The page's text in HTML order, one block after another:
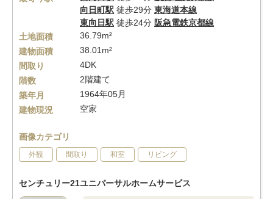
向日町駅 徒歩29分 東海道本線
東向日駅 徒歩24分 阪急電鉄京都線
土地面積
36.79m²
建物面積
38.01m²
間取り
4DK
階数
2階建て
築年月
1964年05月
建物現況
空家
画像カテゴリ
外観 間取り 和室 リビング
センチュリー21ユニバーサルホームサービス